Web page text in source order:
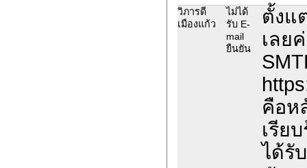
วิภารดี
เมืองแก้ว
ไม่ได้
รับ E-
mail
ยืนยัน
ตั้งแ
เลย
คือห
เรีย
ได้รั